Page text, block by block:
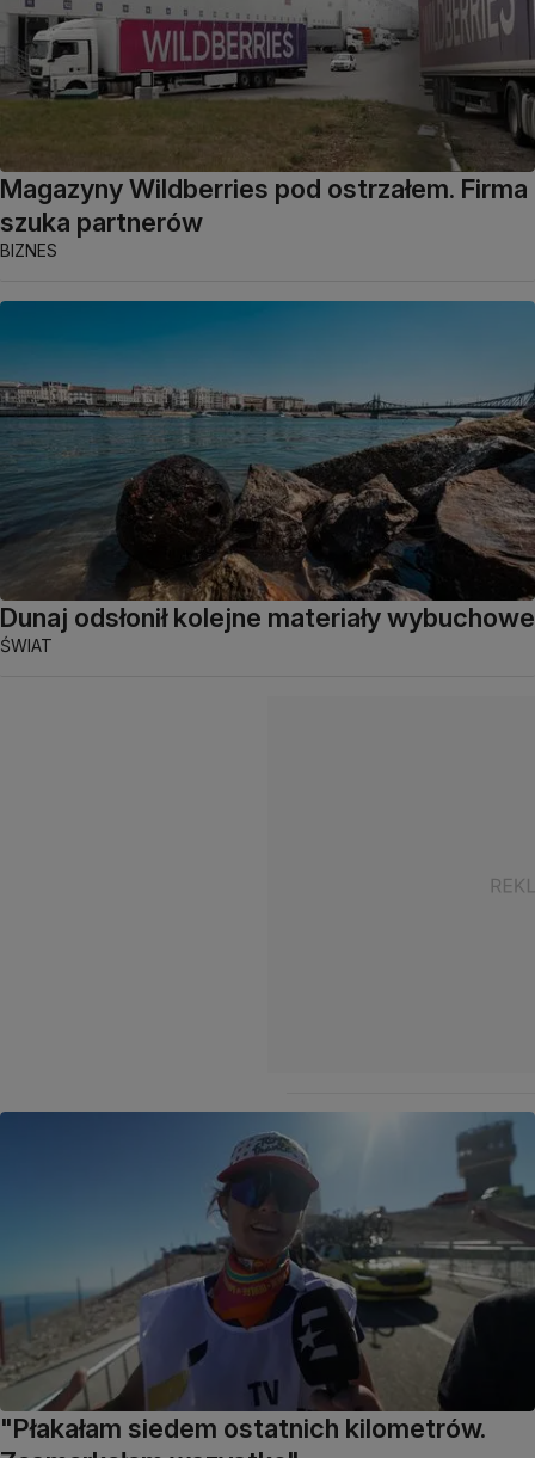
Magazyny Wildberries pod ostrzałem. Firma
szuka partnerów
BIZNES
Dunaj odsłonił kolejne materiały wybuchowe
ŚWIAT
"Płakałam siedem ostatnich kilometrów.